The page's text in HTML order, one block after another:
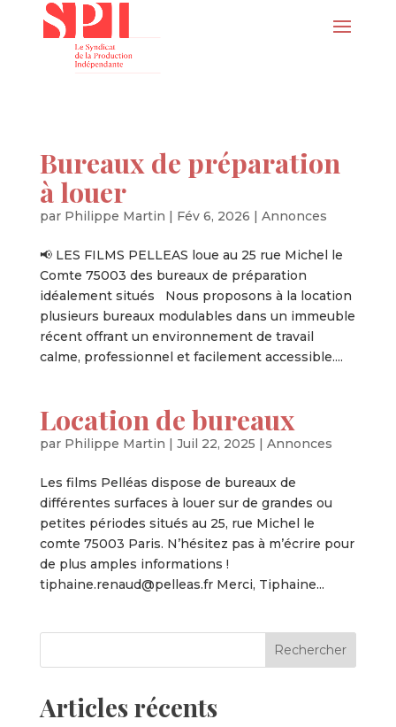
Bureaux de préparation
à louer
par Philippe Martin | Fév 6, 2026 | Annonces
📢 LES FILMS PELLEAS loue au 25 rue Michel le
Comte 75003 des bureaux de préparation
idéalement situés Nous proposons à la location
plusieurs bureaux modulables dans un immeuble
récent offrant un environnement de travail
calme, professionnel et facilement accessible....
Location de bureaux
par Philippe Martin | Juil 22, 2025 | Annonces
Les films Pelléas dispose de bureaux de
différentes surfaces à louer sur de grandes ou
petites périodes situés au 25, rue Michel le
comte 75003 Paris. N’hésitez pas à m’écrire pour
de plus amples informations !
tiphaine.renaud@pelleas.fr Merci, Tiphaine...
Articles récents